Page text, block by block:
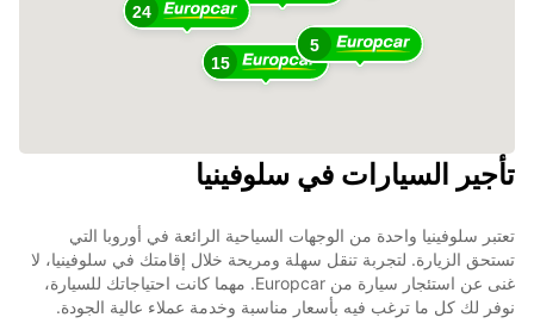
24
15
5
تأجير السيارات في سلوفينيا
تعتبر سلوفينيا واحدة من الوجهات السياحية الرائعة في أوروبا التي
تستحق الزيارة. لتجربة تنقل سهلة ومريحة خلال إقامتك في سلوفينيا، لا
غنى عن استئجار سيارة من Europcar. مهما كانت احتياجاتك للسيارة،
نوفر لك كل ما ترغب فيه بأسعار مناسبة وخدمة عملاء عالية الجودة.